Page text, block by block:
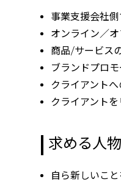
事業支援会社
オンライン／
商品/サービス
ブランドプロ
クライアント
クライアント
求める人
自ら新しいこ